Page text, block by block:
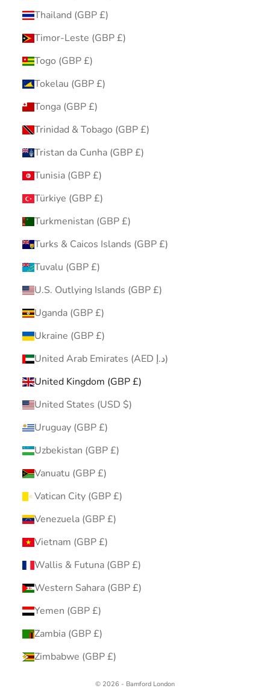
Thailand (GBP £)
Timor-Leste (GBP £)
Togo (GBP £)
Tokelau (GBP £)
Tonga (GBP £)
Trinidad & Tobago (GBP £)
Tristan da Cunha (GBP £)
Tunisia (GBP £)
Türkiye (GBP £)
Turkmenistan (GBP £)
Turks & Caicos Islands (GBP £)
Tuvalu (GBP £)
U.S. Outlying Islands (GBP £)
Uganda (GBP £)
Ukraine (GBP £)
United Arab Emirates (AED د.إ)
United Kingdom (GBP £)
United States (USD $)
Uruguay (GBP £)
Uzbekistan (GBP £)
Vanuatu (GBP £)
Vatican City (GBP £)
Venezuela (GBP £)
Vietnam (GBP £)
Wallis & Futuna (GBP £)
Western Sahara (GBP £)
Yemen (GBP £)
Zambia (GBP £)
Zimbabwe (GBP £)
© 2026 - Bamford London